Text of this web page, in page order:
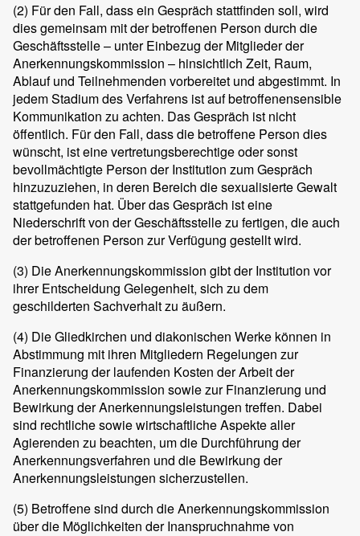
(2) Für den Fall, dass ein Gespräch stattfinden soll, wird
dies gemeinsam mit der betroffenen Person durch die
Geschäftsstelle – unter Einbezug der Mitglieder der
Anerkennungskommission – hinsichtlich Zeit, Raum,
Ablauf und Teilnehmenden vorbereitet und abgestimmt. In
jedem Stadium des Verfahrens ist auf betroffenensensible
Kommunikation zu achten. Das Gespräch ist nicht
öffentlich. Für den Fall, dass die betroffene Person dies
wünscht, ist eine vertretungsberechtige oder sonst
bevollmächtigte Person der Institution zum Gespräch
hinzuzuziehen, in deren Bereich die sexualisierte Gewalt
stattgefunden hat. Über das Gespräch ist eine
Niederschrift von der Geschäftsstelle zu fertigen, die auch
der betroffenen Person zur Verfügung gestellt wird.
(3) Die Anerkennungskommission gibt der Institution vor
ihrer Entscheidung Gelegenheit, sich zu dem
geschilderten Sachverhalt zu äußern.
(4) Die Gliedkirchen und diakonischen Werke können in
Abstimmung mit ihren Mitgliedern Regelungen zur
Finanzierung der laufenden Kosten der Arbeit der
Anerkennungskommission sowie zur Finanzierung und
Bewirkung der Anerkennungsleistungen treffen. Dabei
sind rechtliche sowie wirtschaftliche Aspekte aller
Agierenden zu beachten, um die Durchführung der
Anerkennungsverfahren und die Bewirkung der
Anerkennungsleistungen sicherzustellen.
(5) Betroffene sind durch die Anerkennungskommission
über die Möglichkeiten der Inanspruchnahme von